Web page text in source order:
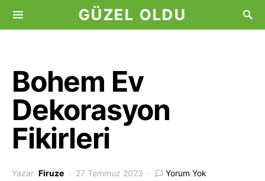
GÜZEL OLDU
Bohem Ev
Dekorasyon
Fikirleri
Yazar Firuze 27 Temmuz 2023 Yorum Yok